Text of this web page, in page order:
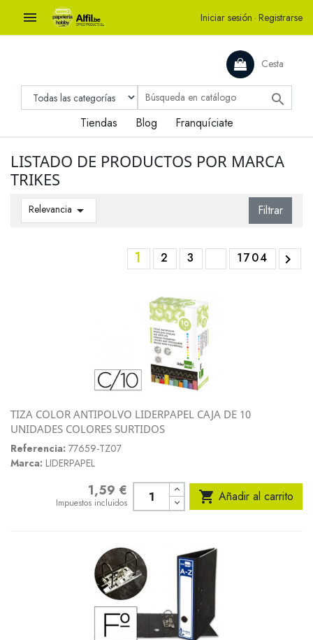
 Iniciar sesión · Registrarse
Cesta

Tiendas Blog Franquíciate
LISTADO DE PRODUCTOS POR MARCA
TRIKES
Relevancia  Filtrar
1 2 3 1704 
TIZA COLOR ANTIPOLVO LIDERPAPEL CAJA DE 10
UNIDADES COLORES SURTIDOS
Referencia: 77659-TZ07
Marca: LIDERPAPEL
1,59 €
Impuestos incluidos  Añadir al carrito